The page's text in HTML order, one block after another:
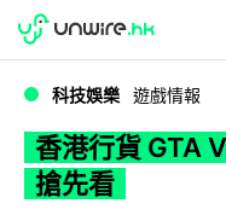
WWDC 2026
科技娛樂 遊戲情報
香港行貨 GTA
搶先看